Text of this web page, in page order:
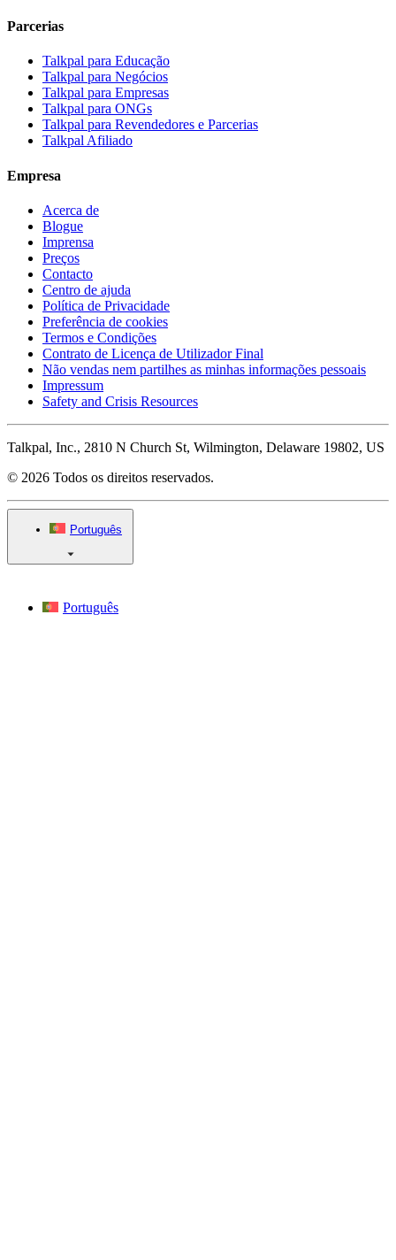
Parcerias
Talkpal para Educação
Talkpal para Negócios
Talkpal para Empresas
Talkpal para ONGs
Talkpal para Revendedores e Parcerias
Talkpal Afiliado
Empresa
Acerca de
Blogue
Imprensa
Preços
Contacto
Centro de ajuda
Política de Privacidade
Preferência de cookies
Termos e Condições
Contrato de Licença de Utilizador Final
Não vendas nem partilhes as minhas informações pessoais
Impressum
Safety and Crisis Resources
Talkpal, Inc., 2810 N Church St, Wilmington, Delaware 19802, US
© 2026 Todos os direitos reservados.
Português
Português